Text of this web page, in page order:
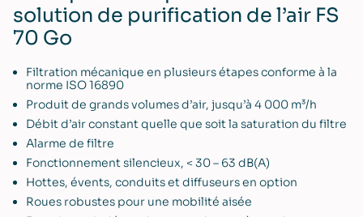
solution de purification de l’air FS
70 Go
Filtration mécanique en plusieurs étapes conforme à la
norme ISO 16890
Produit de grands volumes d’air, jusqu’à 4 000 m³/h
Débit d’air constant quelle que soit la saturation du filtre
Alarme de filtre
Fonctionnement silencieux, < 30 – 63 dB(A)
Hottes, évents, conduits et diffuseurs en option
Roues robustes pour une mobilité aisée